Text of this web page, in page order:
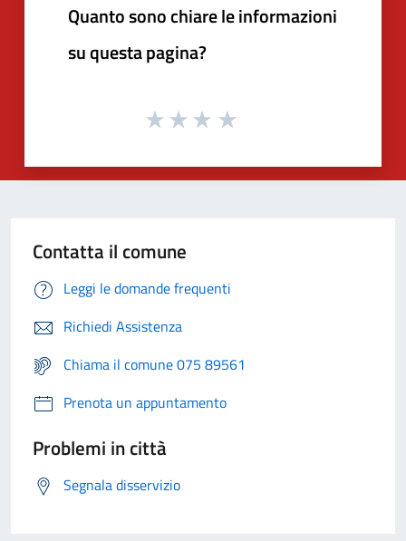
Quanto sono chiare le informazioni
su questa pagina?
Contatta il comune
Leggi le domande frequenti
Richiedi Assistenza
Chiama il comune 075 89561
Prenota un appuntamento
Problemi in città
Segnala disservizio